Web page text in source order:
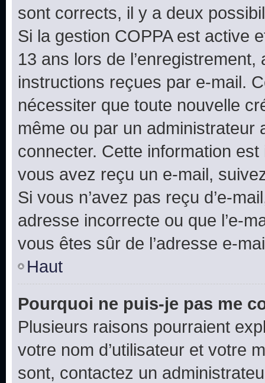
sont corrects, il y a deux
Si la gestion COPPA est active
13 ans lors de
instructions reçues par e-mail.
nécessiter que toute nouvelle
même ou par un
connecter. Cette information
vous avez reçu un e-mail,
Si vous n’avez pas reçu d’e-
adresse incorrecte ou que l’e-
vous êtes sûr de l’adresse e-
Haut
Pourquoi ne puis-je pas me
Plusieurs raisons pourraient
votre nom d’utilisateur et votre
sont, contactez un